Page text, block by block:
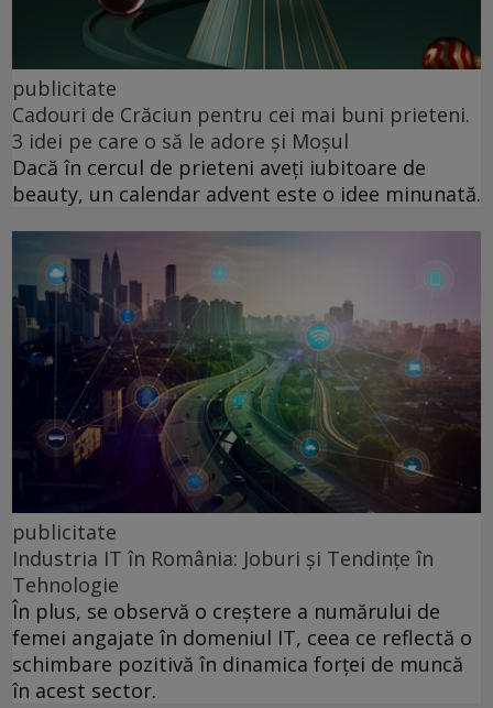
publicitate
Cadouri de Crăciun pentru cei mai buni prieteni.
3 idei pe care o să le adore și Moșul
Dacă în cercul de prieteni aveți iubitoare de
beauty, un calendar advent este o idee minunată.
publicitate
Industria IT în România: Joburi și Tendințe în
Tehnologie
În plus, se observă o creștere a numărului de
femei angajate în domeniul IT, ceea ce reflectă o
schimbare pozitivă în dinamica forței de muncă
în acest sector.